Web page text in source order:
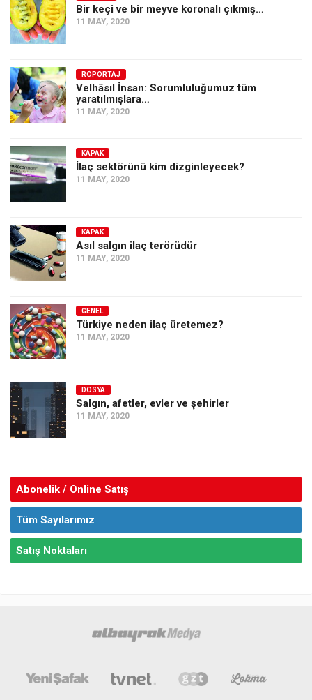
Asya
Amerika
Avustralya
Tarih
Düşünce
Dosyalar
Bir keçi ve bir meyve koronalı çıkmış…
11 MAY, 2020
RÖPORTAJ
Velhâsıl İnsan: Sorumluluğumuz tüm
yaratılmışlara…
11 MAY, 2020
KAPAK
İlaç sektörünü kim dizginleyecek?
11 MAY, 2020
KAPAK
Asıl salgın ilaç terörüdür
11 MAY, 2020
GENEL
Türkiye neden ilaç üretemez?
11 MAY, 2020
DOSYA
Salgın, afetler, evler ve şehirler
11 MAY, 2020
Abonelik / Online Satış
Tüm Sayılarımız
Satış Noktaları